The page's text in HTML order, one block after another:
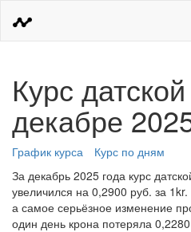
Курс
декабре
График курса
Курс по дням
За декабрь 2025 года курс
увеличился на 0,2900 руб. за
а самое серьёзное изменение
один день крона потеряла